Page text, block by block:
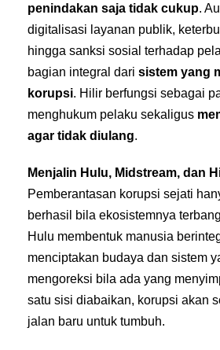
penindakan saja tidak cukup.
digitalisasi layanan publik,
hingga sanksi sosial terhadap
bagian integral dari sistem yang
korupsi. Hilir berfungsi sebagai
menghukum pelaku sekaligus
agar tidak diulang.
Menjalin Hulu, Midstream, dan
Pemberantasan korupsi sejati
berhasil bila ekosistemnya
Hulu membentuk manusia
menciptakan budaya dan sistem
mengoreksi bila ada yang
satu sisi diabaikan, korupsi akan
jalan baru untuk tumbuh.